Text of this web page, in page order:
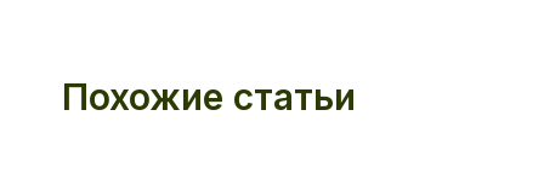
Похожие статьи